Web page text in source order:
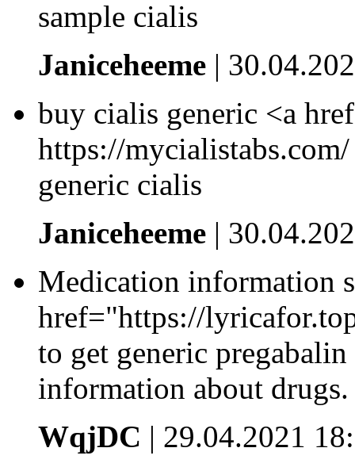
sample cialis
Janiceheeme |
buy cialis generic <a
https://
generic cialis
Janiceheeme |
Medication information
href="https://
to get generic
information about
WqjDC | 29.04.2021